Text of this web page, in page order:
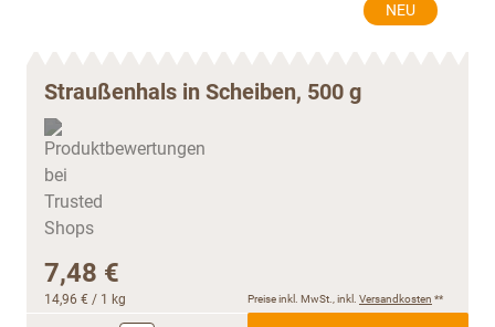
NEU
Straußenhals in Scheiben, 500 g
7,48 €
14,96 € / 1 kg Preise inkl. MwSt., inkl. Versandkosten **